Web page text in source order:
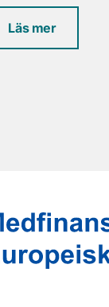
Läs mer